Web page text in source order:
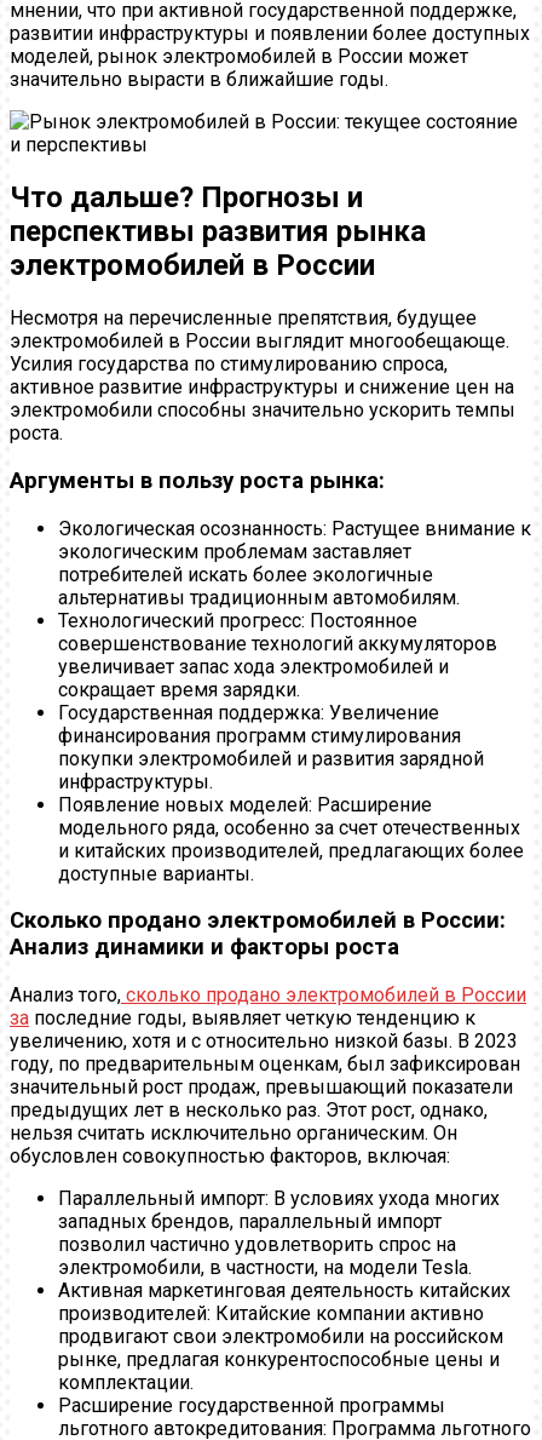
мнении, что при активной государственной поддержке,
развитии инфраструктуры и появлении более доступных
моделей, рынок электромобилей в России может
значительно вырасти в ближайшие годы.
Что дальше? Прогнозы и
перспективы развития рынка
электромобилей в России
Несмотря на перечисленные препятствия, будущее
электромобилей в России выглядит многообещающе.
Усилия государства по стимулированию спроса,
активное развитие инфраструктуры и снижение цен на
электромобили способны значительно ускорить темпы
роста.
Аргументы в пользу роста рынка:
Экологическая осознанность: Растущее внимание к
экологическим проблемам заставляет
потребителей искать более экологичные
альтернативы традиционным автомобилям.
Технологический прогресс: Постоянное
совершенствование технологий аккумуляторов
увеличивает запас хода электромобилей и
сокращает время зарядки.
Государственная поддержка: Увеличение
финансирования программ стимулирования
покупки электромобилей и развития зарядной
инфраструктуры.
Появление новых моделей: Расширение
модельного ряда, особенно за счет отечественных
и китайских производителей, предлагающих более
доступные варианты.
Сколько продано электромобилей в России:
Анализ динамики и факторы роста
Анализ того, сколько продано электромобилей в России
за последние годы, выявляет четкую тенденцию к
увеличению, хотя и с относительно низкой базы. В 2023
году, по предварительным оценкам, был зафиксирован
значительный рост продаж, превышающий показатели
предыдущих лет в несколько раз. Этот рост, однако,
нельзя считать исключительно органическим. Он
обусловлен совокупностью факторов, включая:
Параллельный импорт: В условиях ухода многих
западных брендов, параллельный импорт
позволил частично удовлетворить спрос на
электромобили, в частности, на модели Tesla.
Активная маркетинговая деятельность китайских
производителей: Китайские компании активно
продвигают свои электромобили на российском
рынке, предлагая конкурентоспособные цены и
комплектации.
Расширение государственной программы
льготного автокредитования: Программа льготного